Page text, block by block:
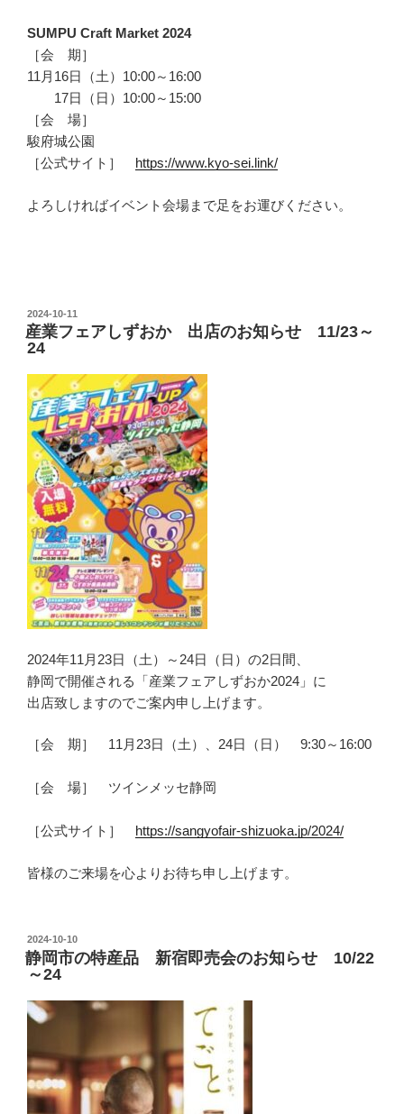
SUMPU Craft Market 2024
［会 期］
11月16日（土）10:00～16:00
17日（日）10:00～15:00
［会 場］
駿府城公園
［公式サイト］ https://www.kyo-sei.link/
よろしければイベント会場まで足をお運びください。
投
稿
日:
2024-10-11
産業フェアしずおか 出店のお知らせ 11/23～
24
2024年11月23日（土）～24日（日）の2日間、
静岡で開催される「産業フェアしずおか2024」に
出店致しますのでご案内申し上げます。
［会 期］ 11月23日（土）、24日（日） 9:30～16:00
［会 場］ ツインメッセ静岡
［公式サイト］ https://sangyofair-shizuoka.jp/2024/
皆様のご来場を心よりお待ち申し上げます。
投
稿
日:
2024-10-10
静岡市の特産品 新宿即売会のお知らせ 10/22
～24